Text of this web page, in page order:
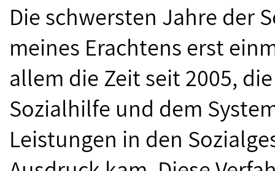
Die schwersten Jahre der
meines Erachtens erst
allem die Zeit seit 2005,
Sozialhilfe und dem
Leistungen in den